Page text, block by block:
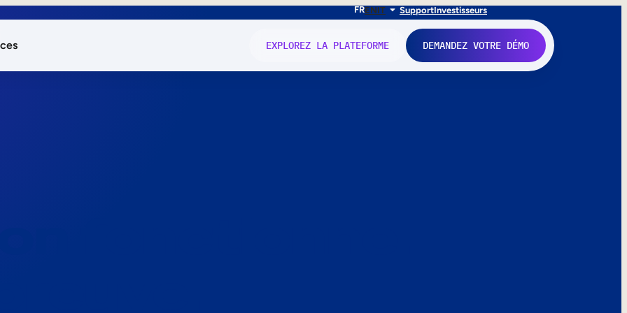
FRENIT SupportInvestisseurs
EXPLOREZ LA PLATEFORME DEMANDEZ VOTRE DÉMO